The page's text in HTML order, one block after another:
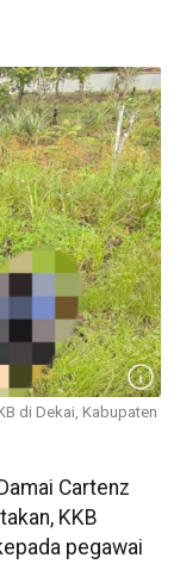
di Dekai, Kabupaten
Cartenz
KKB
pegawai